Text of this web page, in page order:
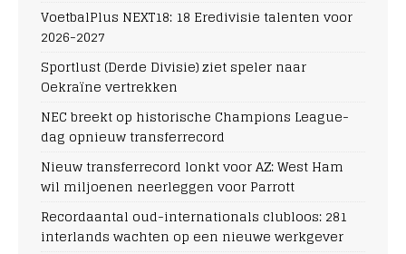
VoetbalPlus NEXT18: 18 Eredivisie talenten voor
2026-2027
Sportlust (Derde Divisie) ziet speler naar
Oekraïne vertrekken
NEC breekt op historische Champions League-
dag opnieuw transferrecord
Nieuw transferrecord lonkt voor AZ: West Ham
wil miljoenen neerleggen voor Parrott
Recordaantal oud-internationals clubloos: 281
interlands wachten op een nieuwe werkgever